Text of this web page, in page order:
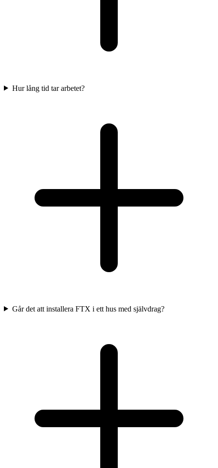
Hur lång tid tar arbetet?
Går det att installera FTX i ett hus med självdrag?